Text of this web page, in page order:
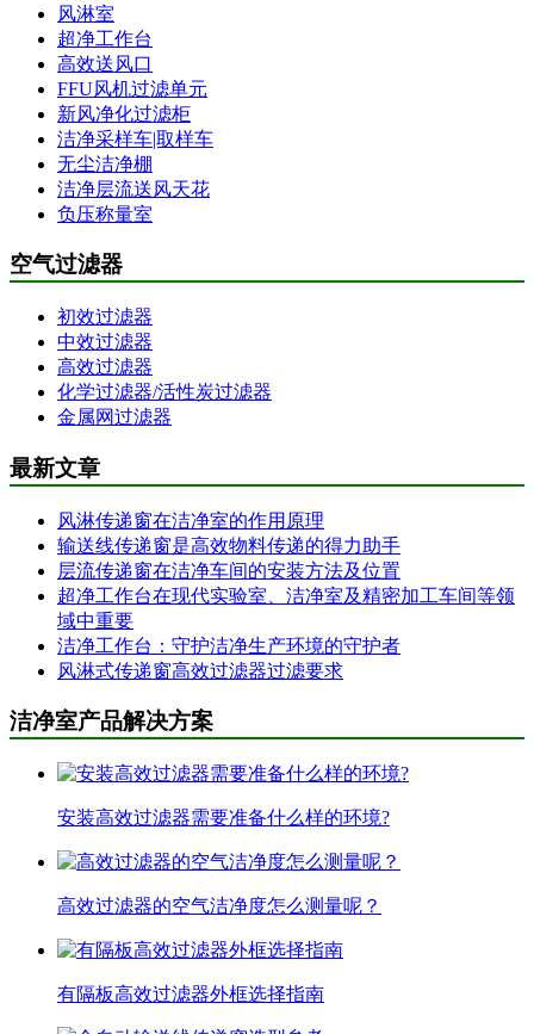
风淋室
超净工作台
高效送风口
FFU风机过滤单元
新风净化过滤柜
洁净采样车|取样车
无尘洁净棚
洁净层流送风天花
负压称量室
空气过滤器
初效过滤器
中效过滤器
高效过滤器
化学过滤器/活性炭过滤器
金属网过滤器
最新文章
风淋传递窗在洁净室的作用原理
输送线传递窗是高效物料传递的得力助手
层流传递窗在洁净车间的安装方法及位置
超净工作台在现代实验室、洁净室及精密加工车间等领
域中重要
洁净工作台：守护洁净生产环境的守护者
风淋式传递窗高效过滤器过滤要求
洁净室产品解决方案
安装高效过滤器需要准备什么样的环境?
高效过滤器的空气洁净度怎么测量呢？
有隔板高效过滤器外框选择指南